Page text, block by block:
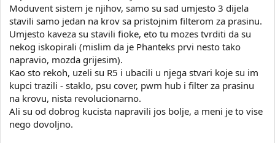
Moduvent sistem je njihov, samo su sad umjesto 3 dijela
stavili samo jedan na krov sa pristojnim filterom za prasinu.
Umjesto kaveza su stavili fioke, eto tu mozes tvrditi da su
nekog iskopirali (mislim da je Phanteks prvi nesto tako
napravio, mozda grijesim).
Kao sto rekoh, uzeli su R5 i ubacili u njega stvari koje su im
kupci trazili - staklo, psu cover, pwm hub i filter za prasinu
na krovu, nista revolucionarno.
Ali su od dobrog kucista napravili jos bolje, a meni je to vise
nego dovoljno.